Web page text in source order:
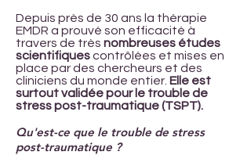
Depuis près de 30 ans la thérapie
EMDR a prouvé son efficacité à
travers de très nombreuses études
scientifiquescontrôlées et mises en
place par des chercheurs et des
cliniciens du monde entier. Elle est
surtout validée pour le trouble de
stress post-traumatique (TSPT).
Qu'est-ce que le trouble de stress
post-traumatique ?